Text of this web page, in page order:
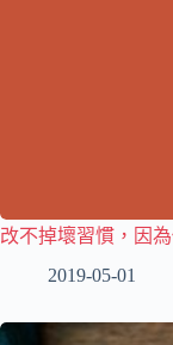
改不掉壞習慣，因
2019-05-01